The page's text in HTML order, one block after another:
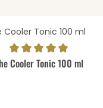
Bewertung
Cooler Tonic 100 ml